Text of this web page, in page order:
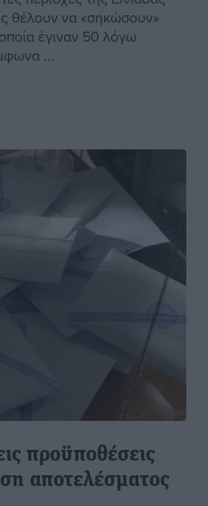
θέλουν να «σηκώσουν»
έγιναν 50 λόγω
...
προϋποθέσεις
αποτελέσματος